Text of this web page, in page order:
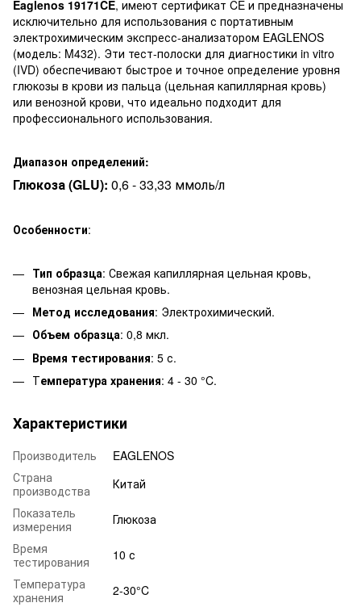
Eaglenos 19171CE, имеют сертификат CE и предназначены
исключительно для использования с портативным
электрохимическим экспресс-анализатором EAGLENOS
(модель: M432). Эти тест-полоски для диагностики in vitro
(IVD) обеспечивают быстрое и точное определение уровня
глюкозы в крови из пальца (цельная капиллярная кровь)
или венозной крови, что идеально подходит для
профессионального использования.
Диапазон определений:
Глюкоза (GLU): 0,6 - 33,33 ммоль/л
Особенности:
Тип образца: Свежая капиллярная цельная кровь,
венозная цельная кровь.
Метод исследования: Электрохимический.
Объем образца: 0,8 мкл.
Время тестирования: 5 с.
Температура хранения: 4 - 30 °C.
Характеристики
Производитель
EAGLENOS
Страна
производства
Китай
Показатель
измерения
Глюкоза
Время
тестирования
10 с
Температура
хранения
2-30°C